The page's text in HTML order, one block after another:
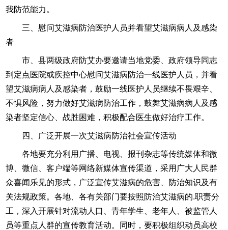
我防范能力。
三、慰问艾滋病防治医护人员并看望艾滋病病人及感染
者
市、县两级政府防艾办要邀请当地党委、政府领导同志
到定点医院或疾控中心慰问艾滋病防治一线医护人员，并看
望艾滋病病人及感染者，鼓励一线医护人员继续不畏艰辛、
不惧风险，努力做好艾滋病防治工作，鼓舞艾滋病病人及感
染者坚定信心、战胜困难，积极配合医生做好治疗工作。
四、广泛开展一次艾滋病防治社会宣传活动
各地要充分利用广播、电视、报刊杂志等传统媒体和微
博、微信、客户端等网络新媒体宣传渠道，采用广大人民群
众喜闻乐见的形式，广泛宣传艾滋病的危害、防治知识及有
关法规政策。各地、各有关部门要按照防治艾滋病的.职责分
工，深入开展针对流动人口、青年学生、老年人、被监管人
员等重点人群的宣传教育活动。同时，要积极组织动员高校